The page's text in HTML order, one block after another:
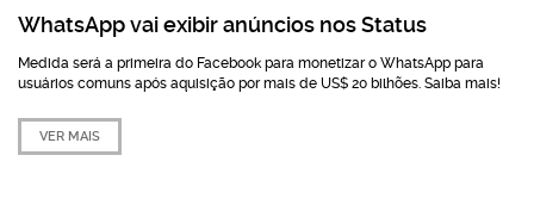
WhatsApp vai exibir anúncios nos Status
Medida será a primeira do Facebook para monetizar o WhatsApp para
usuários comuns após aquisição por mais de US$ 20 bilhões. Saiba mais!
VER MAIS